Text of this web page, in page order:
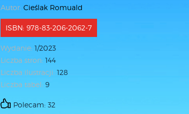
Autor: Cieślak Romuald
ISBN: 978-83-206-2062-7
Wydanie: 1/2023
Liczba stron: 144
Liczba ilustracji: 128
Liczba tabel: 9
Polecam: 32